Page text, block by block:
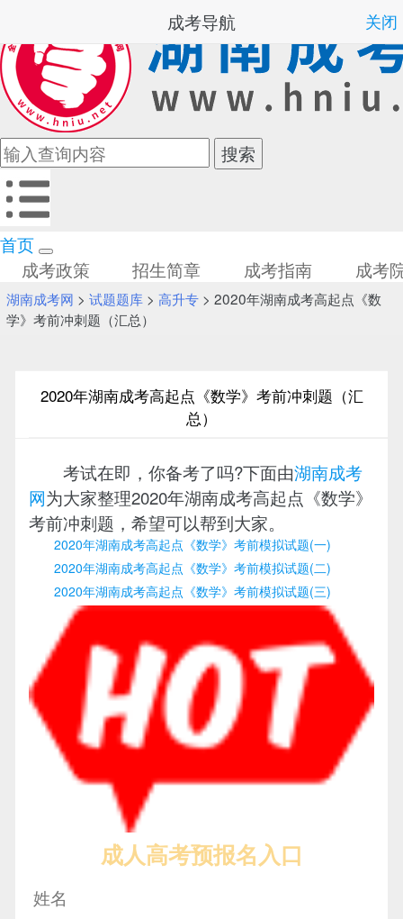
首页
成考政策
招生简章 成考指南 成考
湖南成考网 > 试题题库> 高升专> 2020年湖南成考高起点《数
学》考前冲刺题（汇总）
2020年湖南成考高起点《数学》考前冲刺题（汇
总）
考试在即，你备考了吗?下面由湖南成考
网为大家整理2020年湖南成考高起点《数学》
考前冲刺题，希望可以帮到大家。
2020年湖南成考高起点《数学》考前模拟试题(一)
2020年湖南成考高起点《数学》考前模拟试题(二)
2020年湖南成考高起点《数学》考前模拟试题(三)
成人高考预报名入口
成考导航 关闭